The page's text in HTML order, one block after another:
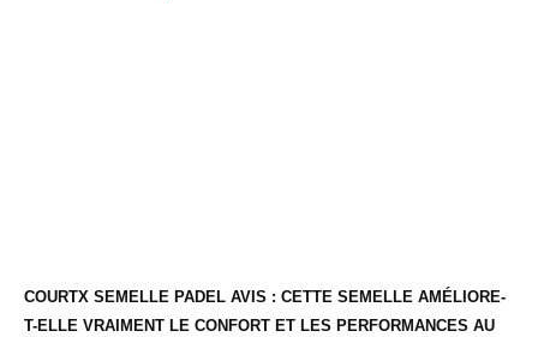
COURTX SEMELLE PADEL AVIS : CETTE SEMELLE AMÉLIORE-
T-ELLE VRAIMENT LE CONFORT ET LES PERFORMANCES AU